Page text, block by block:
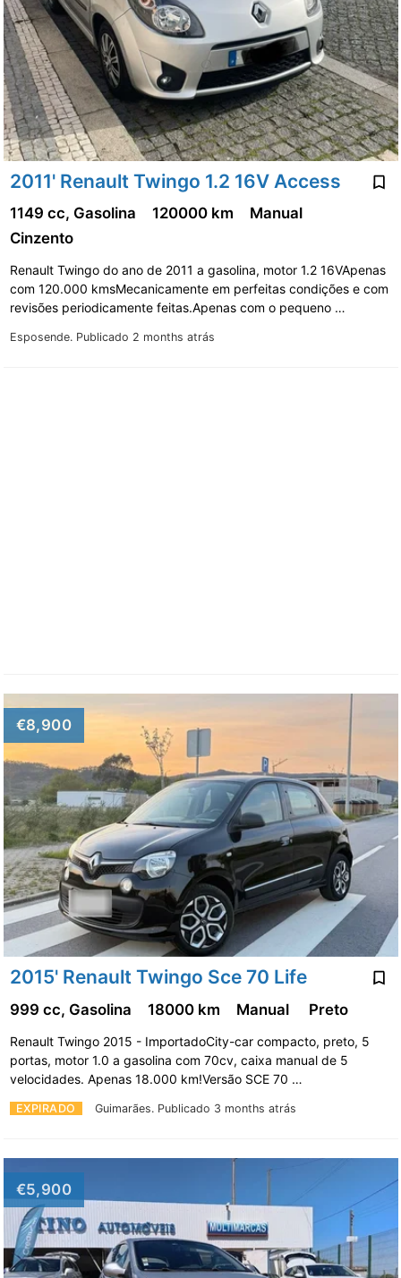
2011' Renault Twingo 1.2 16V Access
Esposende. Publicado 2 months atrás
1149 cc, Gasolina 120000 km
Manual
Cinzento
Renault Twingo do ano de 2011 a gasolina, motor 1.2 16VApenas
com 120.000 kmsMecanicamente em perfeitas condições e com
revisões periodicamente feitas.Apenas com o pequeno …
€8,900
2015' Renault Twingo Sce 70 Life
EXPIRADO Guimarães. Publicado 3 months atrás
999 cc, Gasolina 18000 km Manual Preto
Renault Twingo 2015 - ImportadoCity-car compacto, preto, 5
portas, motor 1.0 a gasolina com 70cv, caixa manual de 5
velocidades. Apenas 18.000 km!Versão SCE 70 …
€5,900